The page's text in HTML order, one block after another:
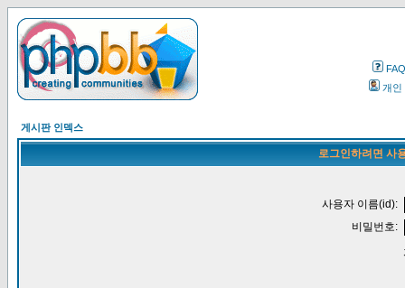
FAQ
개인
게시판 인덱스
로그인하려면 사
사용자 이름(id):
비밀번호: